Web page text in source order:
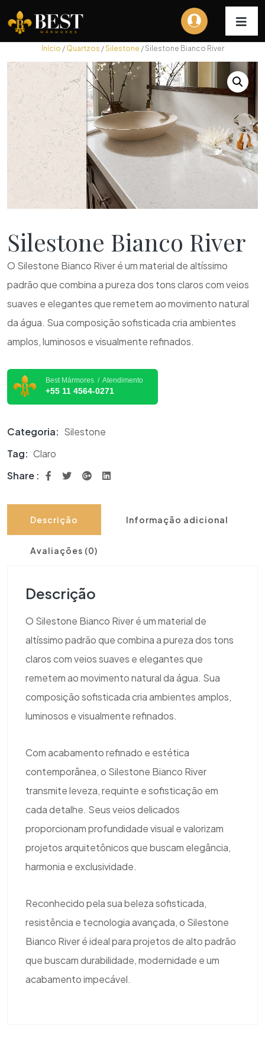
Início / Quartzos /Silestone / Silestone Bianco River
Silestone Bianco River
O Silestone Bianco River é um material de altíssimo
padrão que combina a pureza dos tons claros com veios
suaves e elegantes que remetem ao movimento natural
da água. Sua composição sofisticada cria ambientes
amplos, luminosos e visualmente refinados.
Best Mármores / Atendimento
+55 11 4564-0271
Categoria: Silestone
Tag: Claro
Share :
Descrição Informação adicional
Avaliações (0)
Descrição
O Silestone Bianco River é um material de
altíssimo padrão que combina a pureza dos tons
claros com veios suaves e elegantes que
remetem ao movimento natural da água. Sua
composição sofisticada cria ambientes amplos,
luminosos e visualmente refinados.
Com acabamento refinado e estética
contemporânea, o Silestone Bianco River
transmite leveza, requinte e sofisticação em
cada detalhe. Seus veios delicados
proporcionam profundidade visual e valorizam
projetos arquitetônicos que buscam elegância,
harmonia e exclusividade.
Reconhecido pela sua beleza sofisticada,
resistência e tecnologia avançada, o Silestone
Bianco River é ideal para projetos de alto padrão
que buscam durabilidade, modernidade e um
acabamento impecável.